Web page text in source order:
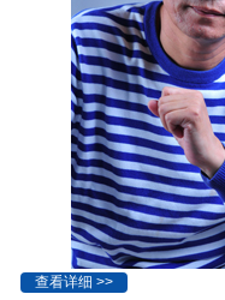
查看详细 >>